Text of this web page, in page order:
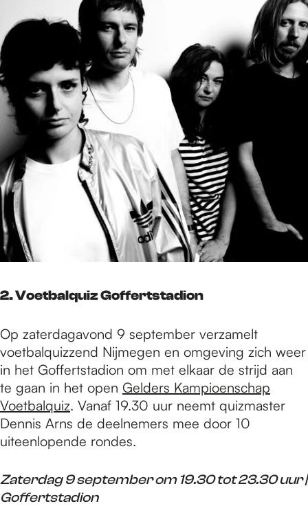
2. Voetbalquiz Goffertstadion
Op zaterdagavond 9 september verzamelt
voetbalquizzend Nijmegen en omgeving zich weer
in het Goffertstadion om met elkaar de strijd aan
te gaan in het open Gelders Kampioenschap
Voetbalquiz. Vanaf 19.30 uur neemt quizmaster
Dennis Arns de deelnemers mee door 10
uiteenlopende rondes.
Zaterdag 9 september om 19.30 tot 23.30 uur |
Goffertstadion